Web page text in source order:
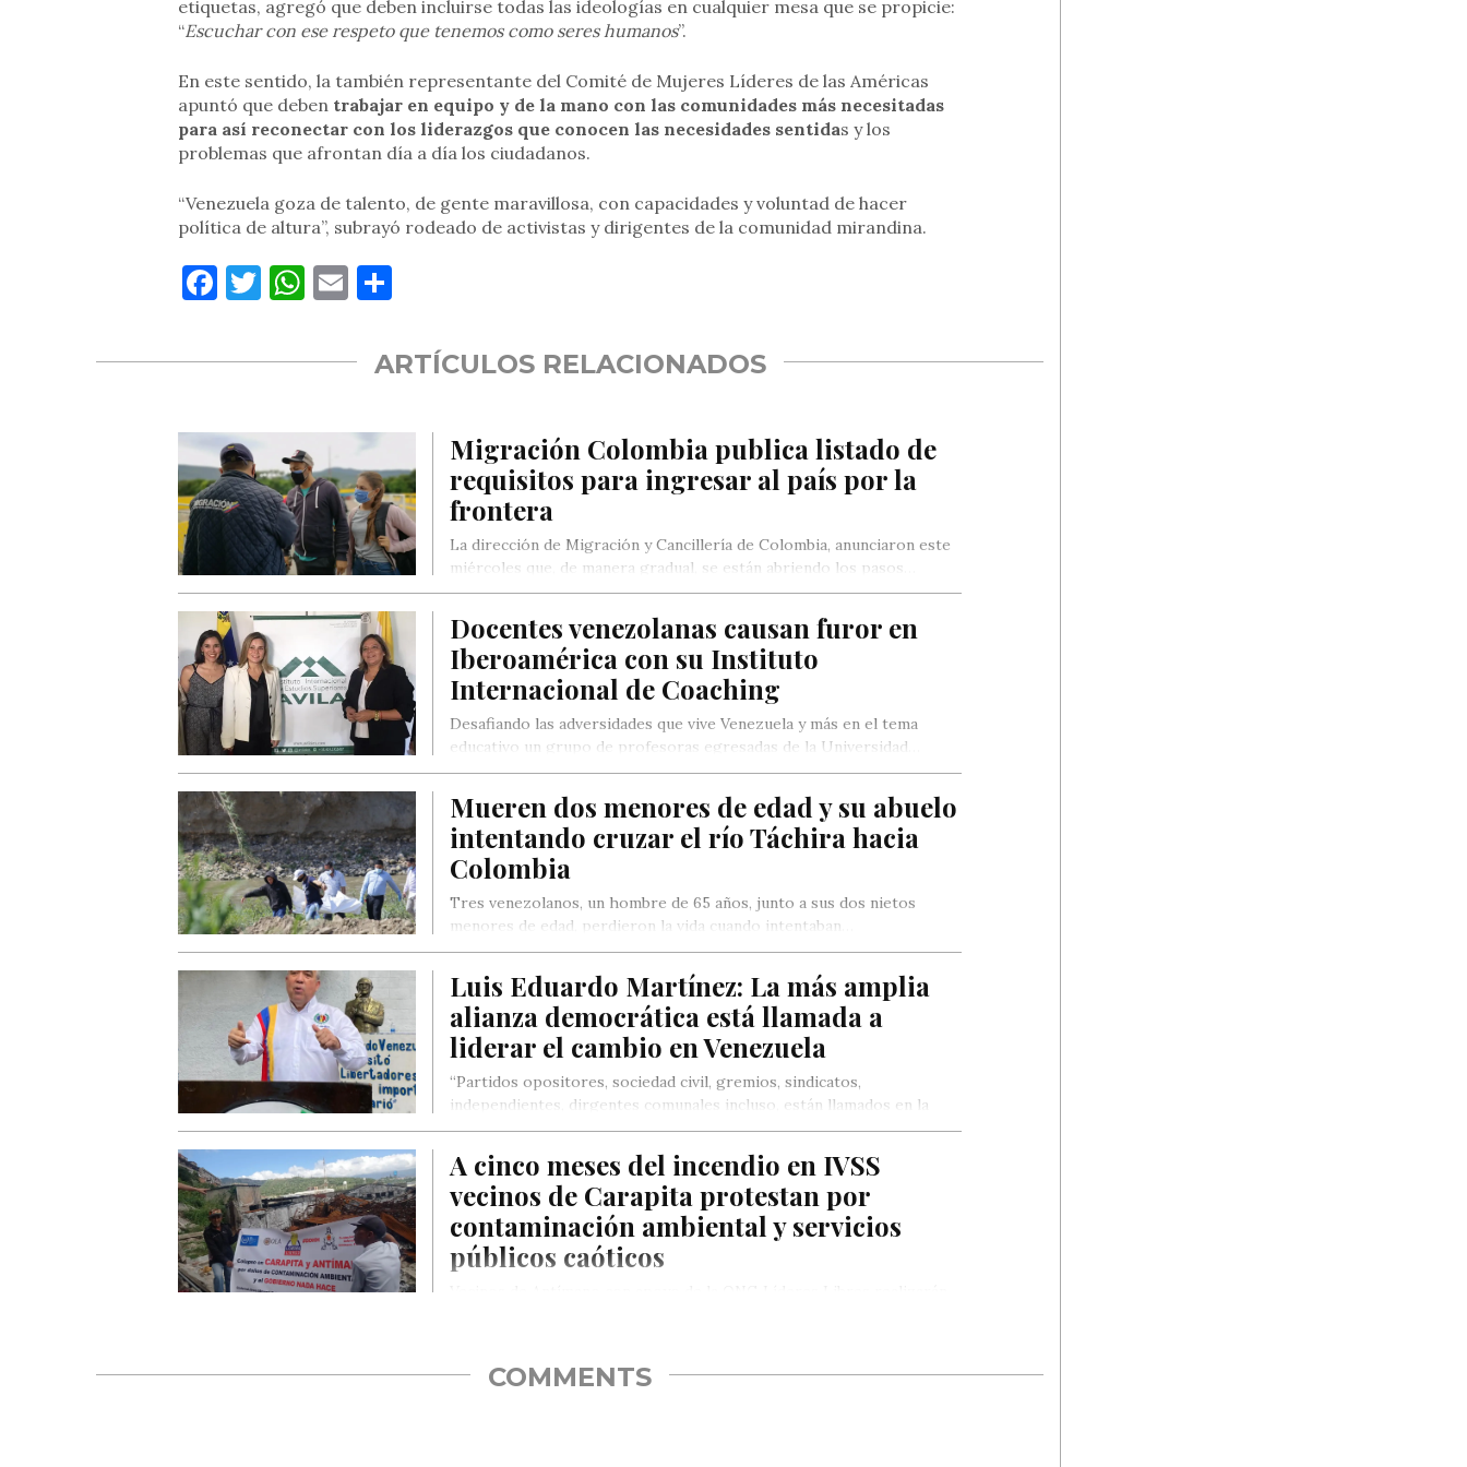
etiquetas, agregó que deben incluirse todas las ideologías en cualquier mesa que se propicie:
“Escuchar con ese respeto que tenemos como seres humanos”.
En este sentido, la también representante del Comité de Mujeres Líderes de las Américas
apuntó que deben trabajar en equipo y de la mano con las comunidades más necesitadas
para así reconectar con los liderazgos que conocen las necesidades sentidas y los
problemas que afrontan día a día los ciudadanos.
“Venezuela goza de talento, de gente maravillosa, con capacidades y voluntad de hacer
política de altura”, subrayó rodeado de activistas y dirigentes de la comunidad mirandina.
Facebook
Twitter
WhatsApp
EmailCompartir
ARTÍCULOS RELACIONADOS
Migración Colombia publica listado de
requisitos para ingresar al país por la
frontera
La dirección de Migración y Cancillería de Colombia, anunciaron este
miércoles que, de manera gradual, se están abriendo los pasos…
Docentes venezolanas causan furor en
Iberoamérica con su Instituto
Internacional de Coaching
Desafiando las adversidades que vive Venezuela y más en el tema
educativo un grupo de profesoras egresadas de la Universidad…
Mueren dos menores de edad y su abuelo
intentando cruzar el río Táchira hacia
Colombia
Tres venezolanos, un hombre de 65 años, junto a sus dos nietos
menores de edad, perdieron la vida cuando intentaban…
Luis Eduardo Martínez: La más amplia
alianza democrática está llamada a
liderar el cambio en Venezuela
“Partidos opositores, sociedad civil, gremios, sindicatos,
independientes, dirgentes comunales incluso, están llamados en la
más amplia alianza democrática a liderar…
A cinco meses del incendio en IVSS
vecinos de Carapita protestan por
contaminación ambiental y servicios
públicos caóticos
COMMENTS